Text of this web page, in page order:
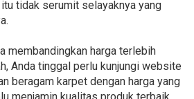
tidak serumit selayaknya yang
membandingkan harga terlebih
Anda tinggal perlu kunjungi website
beragam karpet dengan harga yang